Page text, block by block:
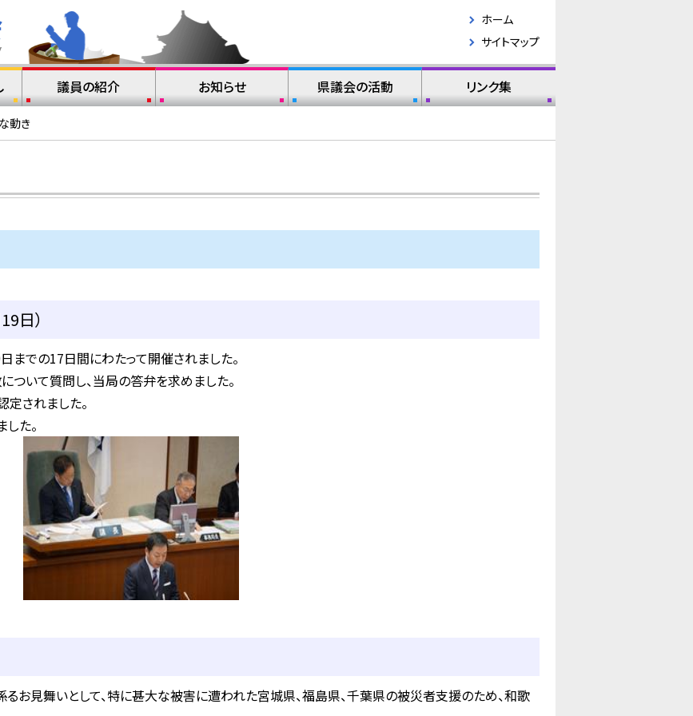
ホーム
サイトマップ
議員の紹介 お知らせ 県議会の活動 リンク集
動き
日）
での17日間にわたって開催されました。
いて質問し、当局の答弁を求めました。
されました。
た。
お見舞いとして、特に甚大な被害に遭われた宮城県、福島県、千葉県の被災者支援のため、和歌